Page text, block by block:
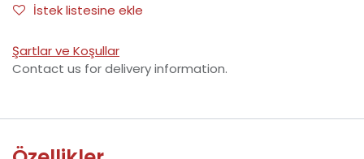
İstek listesine ekle
Şartlar ve Koşullar
Contact us for delivery information.